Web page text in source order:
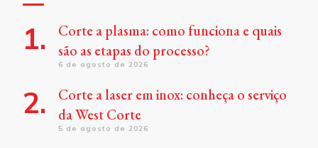
Corte a plasma: como funciona e quais
são as etapas do processo?
6 de agosto de 2026
Corte a laser em inox: conheça o serviço
da West Corte
5 de agosto de 2026